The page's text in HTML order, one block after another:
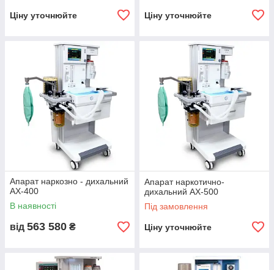
Ціну уточнюйте Ціну уточнюйте
Апарат наркозно - дихальний
AX-400
В наявності
від 563 580 ₴
Апарат наркотично-
дихальний AX-500
Під замовлення
Ціну уточнюйте